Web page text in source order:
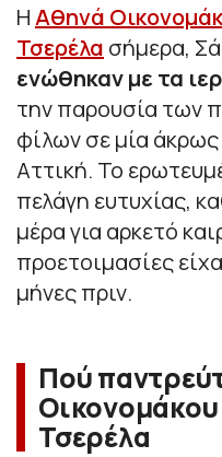
ΗΑθηνά
Τσερέλα σήμερα,
ενώθηκαν με τα
την παρουσία των
φίλων σε μία
Αττική. Το
πελάγη ευτυχίας,
μέρα για αρκετό
προετοιμασίες
μήνες πριν.
Πού
Τσερέλα